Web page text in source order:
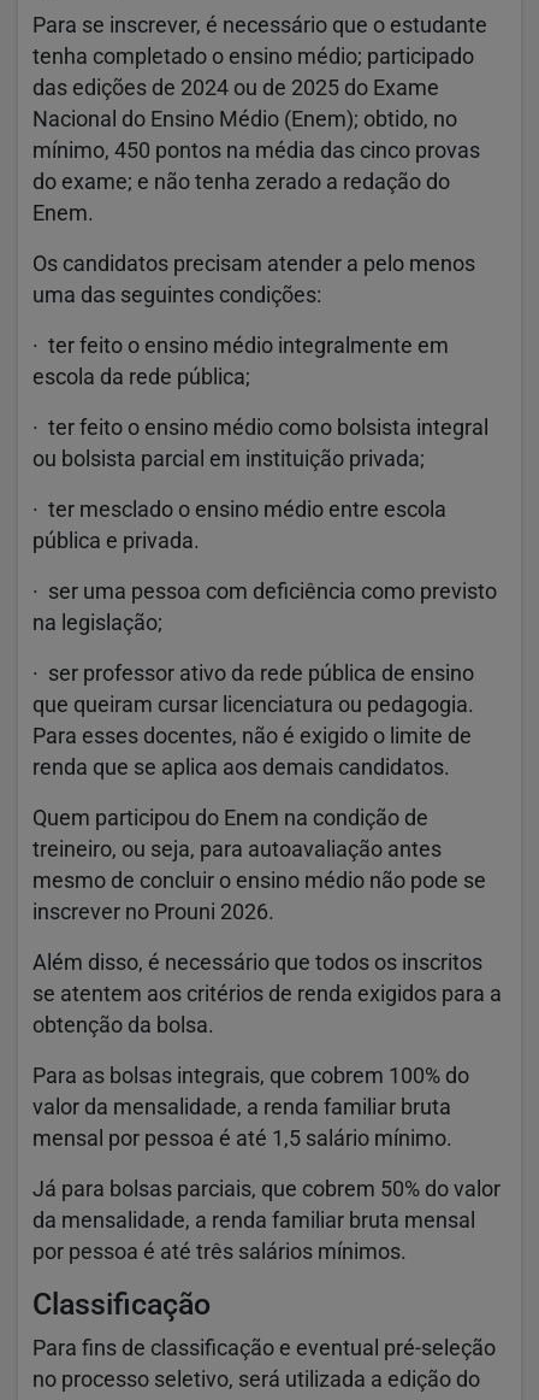
Para se inscrever, é necessário que o estudante
tenha completado o ensino médio; participado
das edições de 2024 ou de 2025 do Exame
Nacional do Ensino Médio (Enem); obtido, no
mínimo, 450 pontos na média das cinco provas
do exame; e não tenha zerado a redação do
Enem.
Os candidatos precisam atender a pelo menos
uma das seguintes condições:
· ter feito o ensino médio integralmente em
escola da rede pública;
· ter feito o ensino médio como bolsista integral
ou bolsista parcial em instituição privada;
· ter mesclado o ensino médio entre escola
pública e privada.
· ser uma pessoa com deficiência como previsto
na legislação;
· ser professor ativo da rede pública de ensino
que queiram cursar licenciatura ou pedagogia.
Para esses docentes, não é exigido o limite de
renda que se aplica aos demais candidatos.
Quem participou do Enem na condição de
treineiro, ou seja, para autoavaliação antes
mesmo de concluir o ensino médio não pode se
inscrever no Prouni 2026.
Além disso, é necessário que todos os inscritos
se atentem aos critérios de renda exigidos para a
obtenção da bolsa.
Para as bolsas integrais, que cobrem 100% do
valor da mensalidade, a renda familiar bruta
mensal por pessoa é até 1,5 salário mínimo.
Já para bolsas parciais, que cobrem 50% do valor
da mensalidade, a renda familiar bruta mensal
por pessoa é até três salários mínimos.
Classificação
Para fins de classificação e eventual pré-seleção
no processo seletivo, será utilizada a edição do